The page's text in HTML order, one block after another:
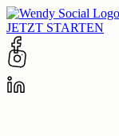
JETZT STARTEN